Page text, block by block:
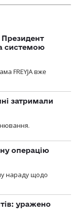
Президент
системою
FREYJA вже
затримали
операцію
нараду щодо
уражено